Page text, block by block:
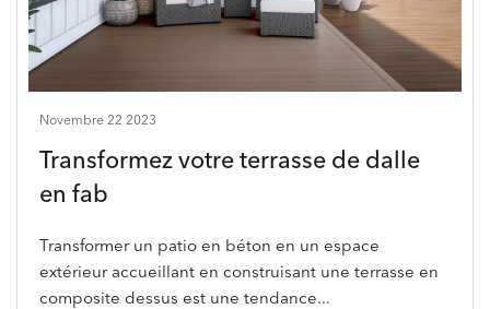
Novembre 22 2023
Transformez votre terrasse de dalle
en fab
Transformer un patio en béton en un espace
extérieur accueillant en construisant une terrasse en
composite dessus est une tendance...